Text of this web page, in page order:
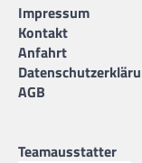
Impressum
Kontakt
Anfahrt
AGB
Teamausstatter